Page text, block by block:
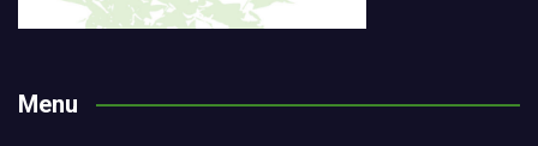
Menu